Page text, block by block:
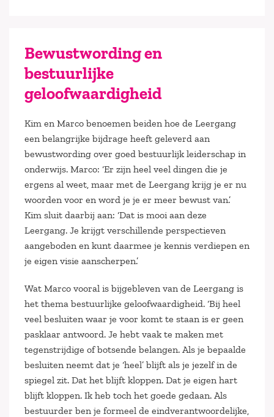
Bewustwording en
bestuurlijke
geloofwaardigheid
Kim en Marco benoemen beiden hoe de Leergang
een belangrijke bijdrage heeft geleverd aan
bewustwording over goed bestuurlijk leiderschap in
onderwijs. Marco: ‘Er zijn heel veel dingen die je
ergens al weet, maar met de Leergang krijg je er nu
woorden voor en word je je er meer bewust van.’
Kim sluit daarbij aan: ‘Dat is mooi aan deze
Leergang. Je krijgt verschillende perspectieven
aangeboden en kunt daarmee je kennis verdiepen en
je eigen visie aanscherpen.’
Wat Marco vooral is bijgebleven van de Leergang is
het thema bestuurlijke geloofwaardigheid. ‘Bij heel
veel besluiten waar je voor komt te staan is er geen
pasklaar antwoord. Je hebt vaak te maken met
tegenstrijdige of botsende belangen. Als je bepaalde
besluiten neemt dat je ‘heel’ blijft als je jezelf in de
spiegel zit. Dat het blijft kloppen. Dat je eigen hart
blijft kloppen. Ik heb toch het goede gedaan. Als
bestuurder ben je formeel de eindverantwoordelijke,